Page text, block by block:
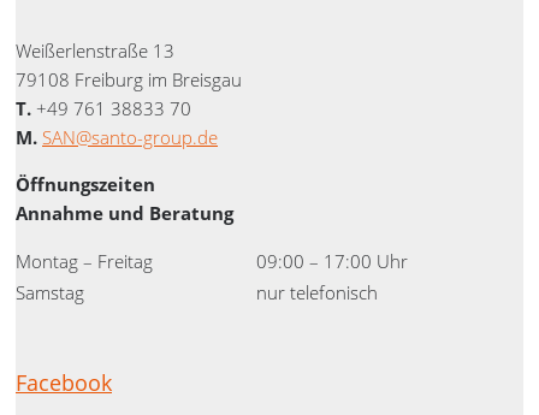
Weißerlenstraße 13
79108 Freiburg im Breisgau
T. +49 761 38833 70
M. SAN@santo-group.de
Öffnungszeiten
Annahme und Beratung
Montag – Freitag
09:00 – 17:00 Uhr
Samstag
nur telefonisch
Facebook